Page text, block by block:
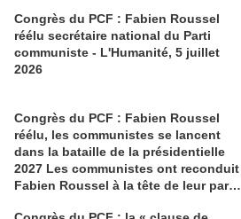
Congrès du PCF : Fabien Roussel
réélu secrétaire national du Parti
communiste - L'Humanité, 5 juillet
2026
Congrès du PCF : Fabien Roussel
réélu, les communistes se lancent
dans la bataille de la présidentielle
2027 Les communistes ont reconduit
Fabien Roussel à la tête de leur parti,